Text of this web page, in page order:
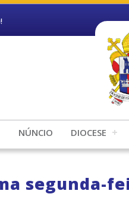
NÚNCIO DIOCESE
segunda-